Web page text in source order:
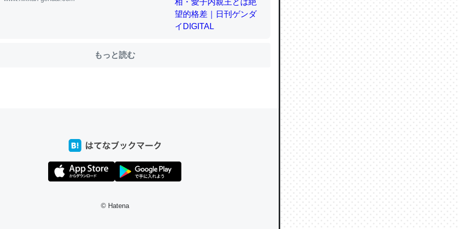
、Googleマップで位置情報を共有してる。電池残量や充電中かが分かるのでこ
同じ理由でEcho Show 8を設定中でした。PrimeとかSpotifyを支払う孝行もで
生で親と会える残り時間を日数にすると1週間とかの人が多いそうだけど、それ
倍以上に伸ばす効果があるはず……
もっと読む
© Hatena